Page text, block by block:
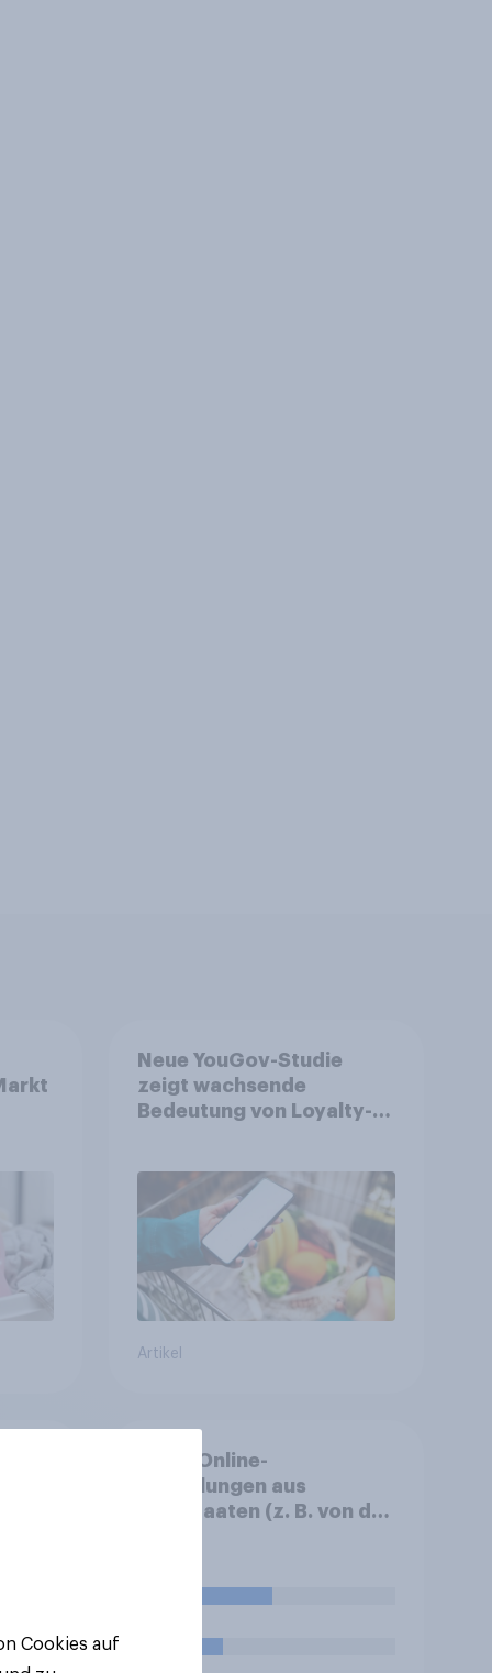
Neue YouGov-Studie
zeigt wachsende
Bedeutung von Loyalty-
Artikel
Wenn Online-
Bestellungen aus
Drittstaaten (z. B. von den
künftig durch Zoll- oder
Durchschnitt um einige
Cookies auf